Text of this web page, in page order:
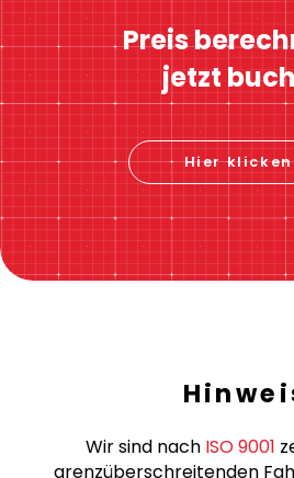
Preis
jetzt
Hier
Wir sind nach ISO 9001
grenzüberschreitenden